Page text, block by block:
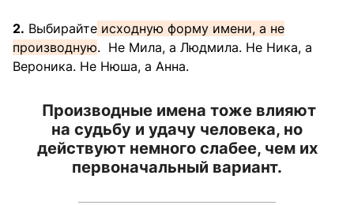
2. Выбирайте исходную форму имени, а не
производную. Не Мила, а Людмила. Не Ника, а
Вероника. Не Нюша, а Анна.
Производные имена тоже влияют
на судьбу и удачу человека, но
действуют немного слабее, чем их
первоначальный вариант.